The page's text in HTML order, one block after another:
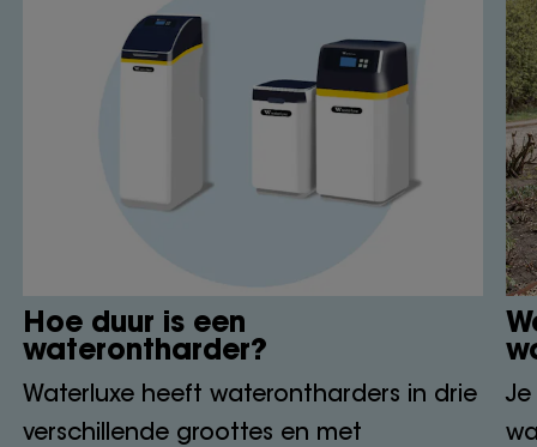
Hoe duur is een
waterontharder?
Waterluxe heeft waterontharders in drie
verschillende groottes en met